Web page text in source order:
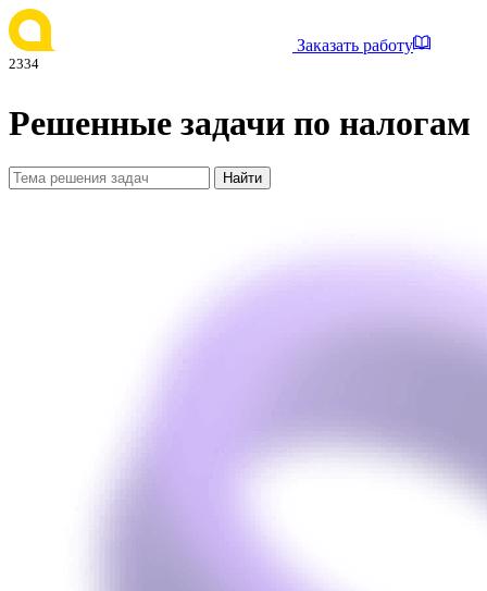
Заказать работу
2334
Решенные задачи по налогам
Найти